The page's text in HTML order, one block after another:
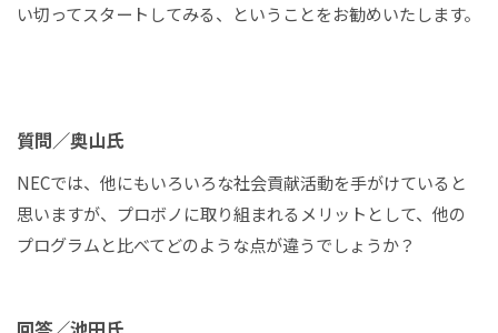
い切ってスタートしてみる、ということをお勧めいたします。
質問／奥山氏
NECでは、他にもいろいろな社会貢献活動を手がけていると
思いますが、プロボノに取り組まれるメリットとして、他の
プログラムと比べてどのような点が違うでしょうか？